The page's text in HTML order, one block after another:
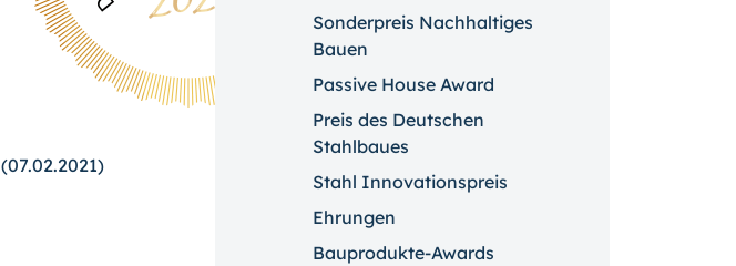
(07.02.2021)
Sonderpreis Nachhaltiges
Bauen
Passive House Award
Preis des Deutschen
Stahlbaues
Stahl Innovationspreis
Ehrungen
Bauprodukte-Awards